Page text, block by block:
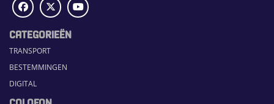
CATEGORIEËN
TRANSPORT
BESTEMMINGEN
DIGITAL